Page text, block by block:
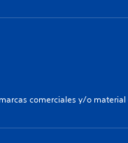
comerciales y/o